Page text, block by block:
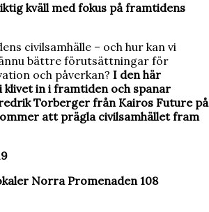
kväll med fokus på framtidens
civilsamhälle – och hur kan vi
bättre förutsättningar för
och påverkan? I den här
in i framtiden och spanar
Torberger från Kairos Future på
att prägla civilsamhället fram
Norra Promenaden 108